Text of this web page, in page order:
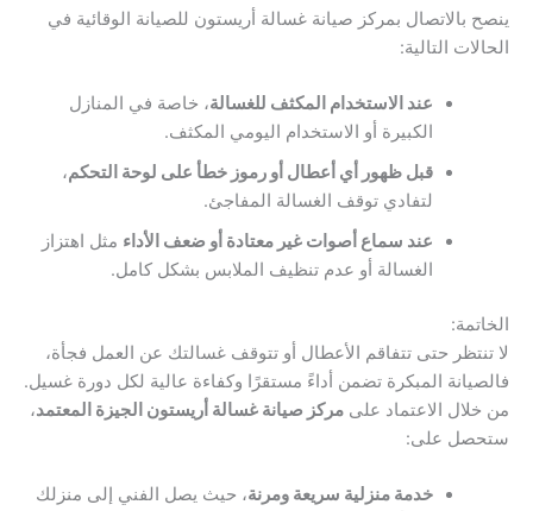
ينصح بالاتصال بمركز صيانة غسالة أريستون للصيانة الوقائية في
الحالات التالية:
عند الاستخدام المكثف للغسالة، خاصة في المنازل
الكبيرة أو الاستخدام اليومي المكثف.
قبل ظهور أي أعطال أو رموز خطأ على لوحة التحكم،
لتفادي توقف الغسالة المفاجئ.
عند سماع أصوات غير معتادة أو ضعف الأداء مثل اهتزاز
الغسالة أو عدم تنظيف الملابس بشكل كامل.
الخاتمة:
لا تنتظر حتى تتفاقم الأعطال أو تتوقف غسالتك عن العمل فجأة،
فالصيانة المبكرة تضمن أداءً مستقرًا وكفاءة عالية لكل دورة غسيل.
من خلال الاعتماد على مركز صيانة غسالة أريستون الجيزة المعتمد،
ستحصل على:
خدمة منزلية سريعة ومرنة، حيث يصل الفني إلى منزلك